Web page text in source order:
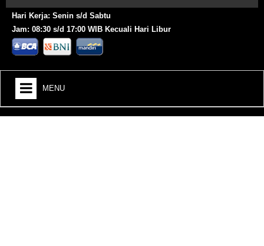
Hari Kerja: Senin s/d Sabtu
Jam: 08:30 s/d 17:00 WIB Kecuali Hari Libur
MENU